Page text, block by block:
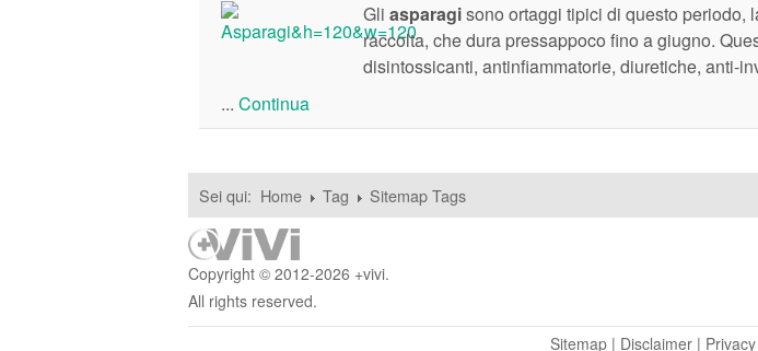
Gli asparagisono ortaggi tipici di questo periodo,
raccolta, che dura pressappoco fino a giugno.
disintossicanti, antinfiammatorie, diuretiche, anti-
... Continua
Sei qui: Home Tag Sitemap Tags
Copyright © 2012-2026 +vivi.
All rights reserved.
Sitemap| Disclaimer|